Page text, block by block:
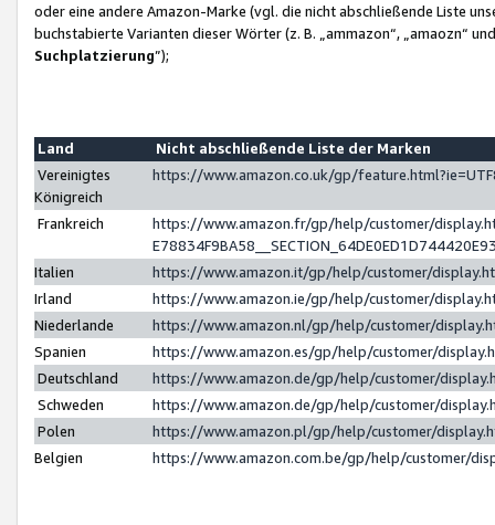
oder eine andere Amazon-Marke (vgl. die nicht abschließende Liste
buchstabierte Varianten dieser Wörter (z. B. „ammazon“, „amaozn“
Suchplatzierung”);
Land
Nicht abschließende Liste der Marken
Vereinigtes
Königreich
https://www.amazon.co.uk/gp/
Frankreich
https://www.amazon.fr/gp/help/customer/
Italien
https://www.amazon.it/gp/help/customer/
Irland
https://www.amazon.ie/gp/help/customer/
Niederlande
https://www.amazon.nl/gp/help/customer/
Spanien
https://www.amazon.es/gp/help/customer/
Deutschland
https://www.amazon.de/gp/help/customer/
Schweden
https://www.amazon.de/gp/help/customer/
Polen
https://www.amazon.pl/gp/help/customer/
Belgien
https://www.amazon.com.be/gp/help/customer/